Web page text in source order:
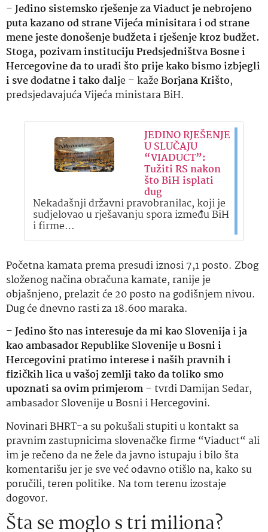
–Jedino sistemsko rješenje za Viaduct je nebrojeno
puta kazano od strane Vijeća minisitara i od strane
mene jeste donošenje budžeta i rješenje kroz budžet.
Stoga, pozivam instituciju Predsjedništva Bosne i
Hercegovine da to uradi što prije kako bismo izbjegli
i sve dodatne i tako dalje – kažeBorjana Krišto,
predsjedavajuća Vijeća ministara BiH.
JEDINO RJEŠENJE
U SLUČAJU
“VIADUCT”:
Tužiti RS nakon
što BiH isplati
dug
Nekadašnji državni pravobranilac, koji je
sudjelovao u rješavanju spora između BiH
i firme…
Početna kamata prema presudi iznosi 7,1 posto. Zbog
složenog načina obračuna kamate, ranije je
objašnjeno, prelazit će 20 posto na godišnjem nivou.
Dug će dnevno rasti za 18.600 maraka.
–Jedino što nas interesuje da mi kao Slovenija i ja
kao ambasador Republike Slovenije u Bosni i
Hercegovini pratimo interese i naših pravnih i
fizičkih lica u vašoj zemlji tako da toliko smo
upoznati sa ovim primjerom– tvrdi Damijan Sedar,
ambasador Slovenije u Bosni i Hercegovini.
Novinari BHRT-a su pokušali stupiti u kontakt sa
pravnim zastupnicima slovenačke firme “Viaduct“ ali
im je rečeno da ne žele da javno istupaju i bilo šta
komentarišu jer je sve već odavno otišlo na, kako su
poručili, teren politike. Na tom terenu izostaje
dogovor.
Šta se moglo s tri miliona?